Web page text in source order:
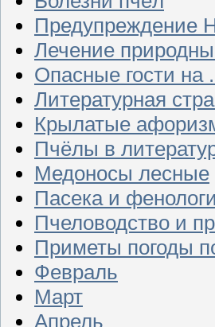
Предупреждение
Лечение
Опасные гости на
Литературная
Крылатые
Пчёлы в
Медоносы лесные
Пасека и
Пчеловодство и
Приметы погоды
Февраль
Март
Апрель